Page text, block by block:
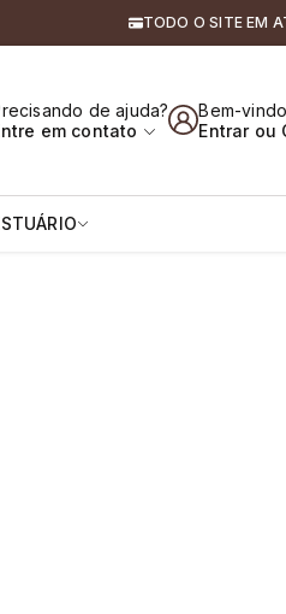
TODO O SITE EM
de ajuda?
em contato
Bem-
Entrarou